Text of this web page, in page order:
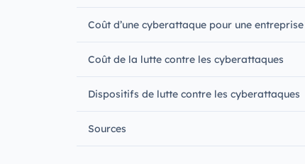
Coût d’une cyberattaque pour une entreprise
Coût de la lutte contre les cyberattaques
Dispositifs de lutte contre les cyberattaques
Sources